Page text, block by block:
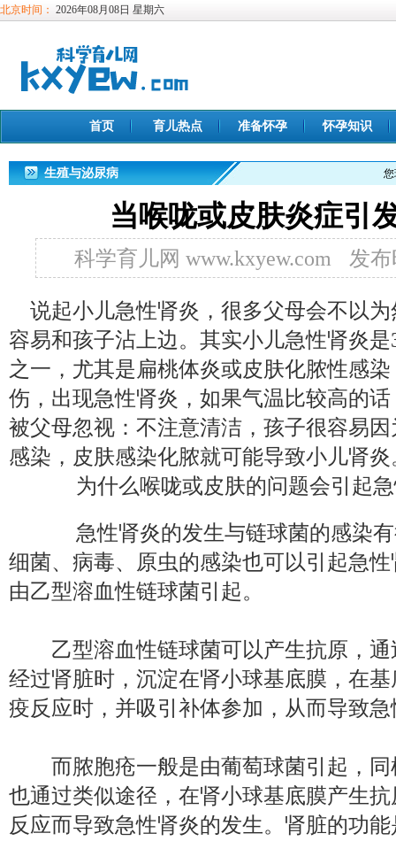
北京时间： 2026年08月08日 星期六
首页 育儿热点 准备怀孕 怀孕知识
生殖与泌尿病
当喉咙或皮肤炎症引
科学育儿网 www.kxyew.com 发布
说起小儿急性肾炎，很多父母会不以
容易和孩子沾上边。其实小儿急性肾炎
之一，尤其是扁桃体炎或皮肤化脓性感
伤，出现急性肾炎，如果气温比较高的
被父母忽视：不注意清洁，孩子很容易
感染，皮肤感染化脓就可能导致小儿肾炎
为什么喉咙或皮肤的问题会引起急
急性肾炎的发生与链球菌的感染有
细菌、病毒、原虫的感染也可以引起急
由乙型溶血性链球菌引起。
乙型溶血性链球菌可以产生抗原，通
经过肾脏时，沉淀在肾小球基底膜，在
疫反应时，并吸引补体参加，从而导致
而脓胞疮一般是由葡萄球菌引起，同
也通过类似途径，在肾小球基底膜产生
反应而导致急性肾炎的发生。肾脏的功